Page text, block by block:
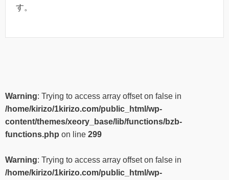
す。
Warning: Trying to access array offset on false in
/home/kirizo/1kirizo.com/public_html/wp-
content/themes/xeory_base/lib/functions/bzb-
functions.php on line 299
Warning: Trying to access array offset on false in
/home/kirizo/1kirizo.com/public_html/wp-